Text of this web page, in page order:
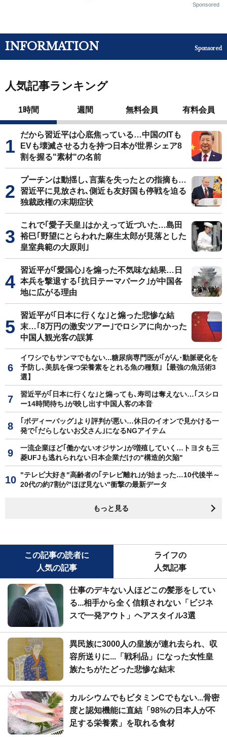
Sponsored
INFORMATION Sponsored
人気記事ランキング
1時間 週間 無料会員 有料会員
だから習近平は心底焦っている…中国のITも
EVも壊滅させる力を持つ日本が世界シェア8
割を握る"素材"の名前
プーチンは動揺し､言葉を失ったとの指摘も…
習近平に見放され､側近も友好国も停戦を迫る
独裁政権の末期症状
これで｢愛子天皇｣はかえって近づいた…島田
裕巳｢野望にとらわれた麻生太郎が見落とした
皇室典範の大原則｣
習近平が｢愛国心｣を煽った不気味な結果…日
本兵を撃退する｢抗日テーマパーク｣が中国各
地に広がる理由
習近平が｢日本に行くな｣と煽った悲惨な結
末…｢8万円の激安ツアー｣でロシアに向かった
中国人観光客の誤算
イワシでもサンマでもない...糖尿病専門医が｢がん･動脈硬化を
予防し､美肌を保つ栄養素をとれる魚の種類｣【最強の魚活術3
選】
習近平が｢日本に行くな｣と煽っても､寿司は奪えない…｢スシロ
ー14時間待ち｣が映し出す中国人客の本音
｢ボディーバッグ｣より評判が悪い…休日のイオンで見かける一
発で｢だらしないお父さん｣になるNGアイテム
一流企業ほど｢働かないオジサン｣が増殖していく…トヨタも三
菱UFJも逃れられない日本企業だけの"構造的欠陥"
"テレビ大好き"高齢者の｢テレビ離れ｣が始まった…10代後半～
20代の約7割が"ほぼ見ない"衝撃の最新データ
もっと見る
この記事の読者に
人気の記事
ライフの
人気記事
仕事のデキない人ほどこの髪形をしてい
る...相手から全く信頼されない「ビジネ
スで一発アウト」ヘアスタイル3選
異民族に3000人の皇族が連れ去られ、収
容所送りに...「戦利品」になった女性皇
族たちがたどった悲惨な結末
カルシウムでもビタミンCでもない...骨密
度と認知機能に直結「98%の日本人が不
足する栄養素」を取れる食材